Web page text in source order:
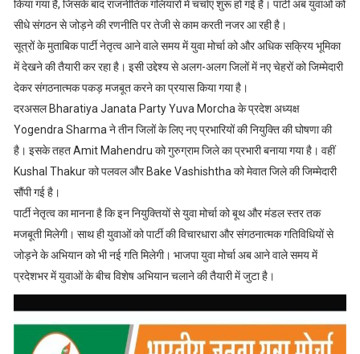
किया गया है, जिसके बाद राजनीतिक गलियारों में चर्चाएं शुरू हो गई हैं। पार्टी अब युवाओं को
सीधे संगठन से जोड़ने की रणनीति पर तेजी से काम करती नजर आ रही है।
सूत्रों के मुताबिक पार्टी नेतृत्व आने वाले समय में युवा मोर्चा को और अधिक सक्रिय भूमिका
में देखने की तैयारी कर रहा है। इसी उद्देश्य से अलग-अलग जिलों में नए चेहरों को जिम्मेदारी
देकर संगठनात्मक पकड़ मजबूत करने का प्रयास किया गया है।
दरअसल Bharatiya Janata Party Yuva Morcha के प्रदेश अध्यक्ष
Yogendra Sharma ने तीन जिलों के लिए नए प्रभारियों की नियुक्ति की घोषणा की
है। इसके तहत Amit Mahendru को गुरुग्राम जिले का प्रभारी बनाया गया है। वहीं
Kushal Thakur को पलवल और Bake Vashishtha को मेवात जिले की जिम्मेदारी
सौंपी गई है।
पार्टी नेतृत्व का मानना है कि इन नियुक्तियों से युवा मोर्चा को बूथ और मंडल स्तर तक
मजबूती मिलेगी। साथ ही युवाओं को पार्टी की विचारधारा और संगठनात्मक गतिविधियों से
जोड़ने के अभियान को भी नई गति मिलेगी। भाजपा युवा मोर्चा अब आने वाले समय में
प्रदेशभर में युवाओं के बीच विशेष अभियान चलाने की तैयारी में जुटा है।